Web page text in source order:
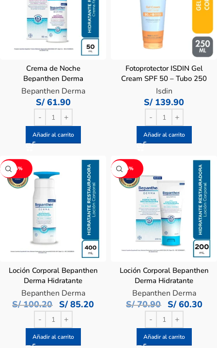
Crema de Noche
Bepanthen Derma
Hidratante Restauradora –
Frasco 50 ML
Bepanthen Derma
S/61.90
Añadir al carrito
Fotoprotector ISDIN Gel
Cream SPF 50 – Tubo 250
ML
Isdin
S/ 139.90
Añadir al carrito
-15%
Loción Corporal Bepanthen
Derma Hidratante
Restauradora – Frasco 400
ML
Bepanthen Derma
S/100.20 S/ 85.20
Añadir al carrito
-15%
Loción Corporal Bepanthen
Derma Hidratante
Restauradora – Tubo 200
ML
Bepanthen Derma
S/70.90 S/60.30
Añadir al carrito